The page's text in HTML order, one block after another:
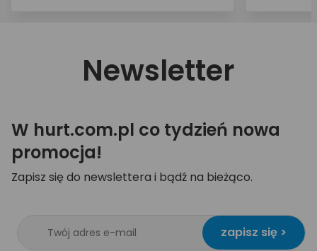
Newsletter
W hurt.com.pl co tydzień nowa
promocja!
Zapisz się do newslettera i bądź na bieżąco.
zapisz się >